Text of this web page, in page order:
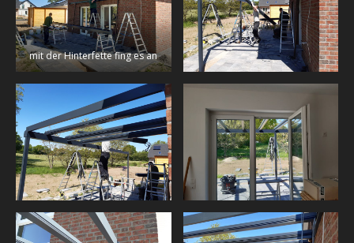
mit der Hinterfette fing es an